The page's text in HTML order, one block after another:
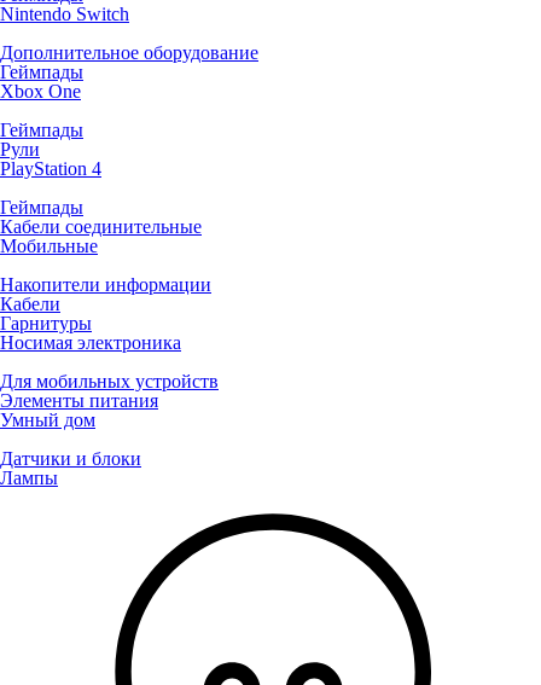
Nintendo Switch
Дополнительное оборудование
Геймпады
Xbox One
Геймпады
Рули
PlayStation 4
Геймпады
Кабели соединительные
Мобильные
Накопители информации
Кабели
Гарнитуры
Носимая электроника
Для мобильных устройств
Элементы питания
Умный дом
Датчики и блоки
Лампы